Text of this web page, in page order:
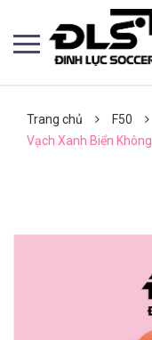
Trang chủ F50
Vạch Xanh Biển